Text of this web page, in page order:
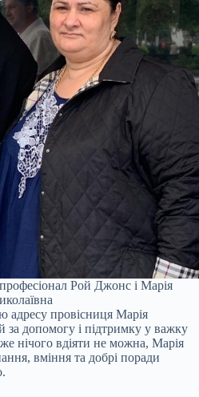
Рой Джонс і Марія
адресу провісниця Марія
допомогу і підтримку у важку
нічого вдіяти не можна, Марія
вміння та добрі поради